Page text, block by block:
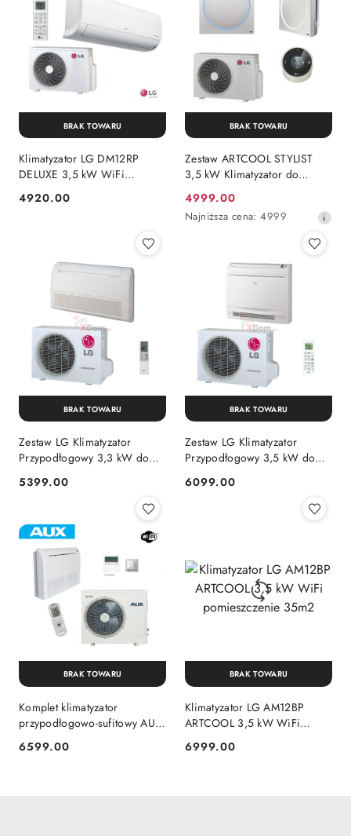
Klimatyzator LG DM12RP
DELUXE 3,5 kW WiFi
pomieszczenie 35m2
Cena:
4920.00
BRAK TOWARU
Zestaw ARTCOOL STYLIST
3,5 kW Klimatyzator do
pomieszczenia max 35m2
Cena
promocyjna:
4999.00
Najniższa
Najniższa cena: 4999
BRAK TOWARU
Zestaw LG Klimatyzator
Przypodłogowy 3,3 kW do
Cena:
5399.00
BRAK TOWARU
Zestaw LG Klimatyzator
Przypodłogowy 3,5 kW do
Cena:
6099.00
BRAK TOWARU
Komplet klimatyzator
przypodłogowo-sufitowy AUX
pokoju max 35m2
Cena:
6599.00
BRAK TOWARU
Klimatyzator LG AM12BP
ARTCOOL 3,5 kW WiFi
Cena:
6999.00
BRAK TOWARU